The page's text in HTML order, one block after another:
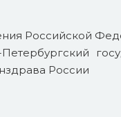
Российской
России